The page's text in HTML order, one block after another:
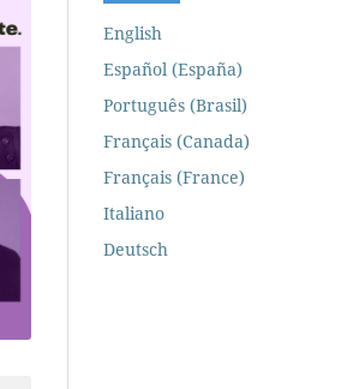
English
Español (España)
Português (Brasil)
Français (Canada)
Français (France)
Italiano
Deutsch